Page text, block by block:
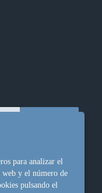
para analizar el
web y el número de
pulsando el